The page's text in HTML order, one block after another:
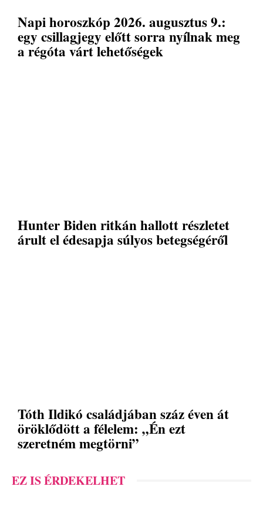
Napi horoszkóp 2026. augusztus 9.:
egy csillagjegy előtt sorra nyílnak meg
a régóta várt lehetőségek
Hunter Biden ritkán hallott részletet
árult el édesapja súlyos betegségéről
Tóth Ildikó családjában száz éven át
öröklődött a félelem: „Én ezt
szeretném megtörni”
EZ IS ÉRDEKELHET